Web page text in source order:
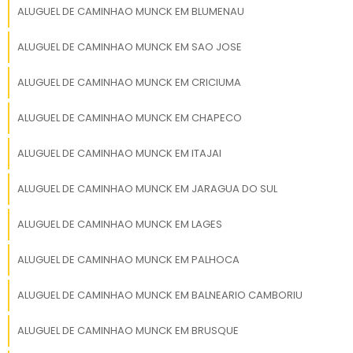
PREÇO DO ALUGUEL,
ECONOMIA E FATORES QUE
INFLUENCIAM O CUSTO
No Aluguel de Caminhão Munck em Balneário
distância e tipo de carga; antecipar esses
escolher o serviço mais adequado para cada
Como desmontar o orçamento em
peças que você pode controlar
maior parte do custo. Modelos com braço
habilitados, com experiência
de cargas especiais.
e suporte técnico desde o
execução do serviço. ✅ 3.
segurança Seguimos
normas de segurança no
cargas. Utilização de EPIs,
análise de risco em cada
pontualidade Cumprimos
garantindo que sua carga
chegue ao destino com
ALUGUEL DE CAMINHAO MUNCK EM BLUMENAU
ALUGUEL DE CAMINHAO MUNCK EM SAO JOSE
ALUGUEL DE CAMINHAO MUNCK EM CRICIUMA
ALUGUEL DE CAMINHAO MUNCK EM CHAPECO
ALUGUEL DE CAMINHAO MUNCK EM ITAJAI
ALUGUEL DE CAMINHAO MUNCK EM JARAGUA DO SUL
ALUGUEL DE CAMINHAO MUNCK EM LAGES
ALUGUEL DE CAMINHAO MUNCK EM PALHOCA
ALUGUEL DE CAMINHAO MUNCK EM BALNEARIO CAMBORIU
ALUGUEL DE CAMINHAO MUNCK EM BRUSQUE